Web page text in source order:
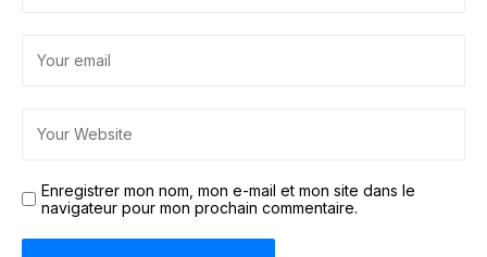
Enregistrer mon nom, mon e-mail et mon site dans le
navigateur pour mon prochain commentaire.